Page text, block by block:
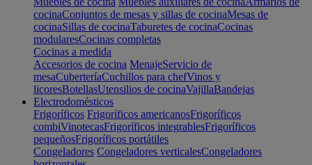
cocinaConjuntos de mesas y sillas de cocinaMesas de
cocinaSillas de cocinaTaburetes de cocinaCocinas
modularesCocinas completas
Cocinas a medida
Accesorios de cocina MenajeServicio de
mesaCuberteríaCuchillos para chefVinos y
licoresBotellasUtensilios de cocinaVajillaBandejas
Electrodomésticos
Frigoríficos Frigoríficos americanosFrigoríficos
combiVinotecasFrigoríficos integrablesFrigoríficos
pequeñosFrigoríficos portátiles
Congeladores Congeladores verticalesCongeladores